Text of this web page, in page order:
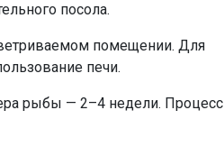
посола.
помещении. Для
печи.
рыбы — 2–4 недели. Процесс